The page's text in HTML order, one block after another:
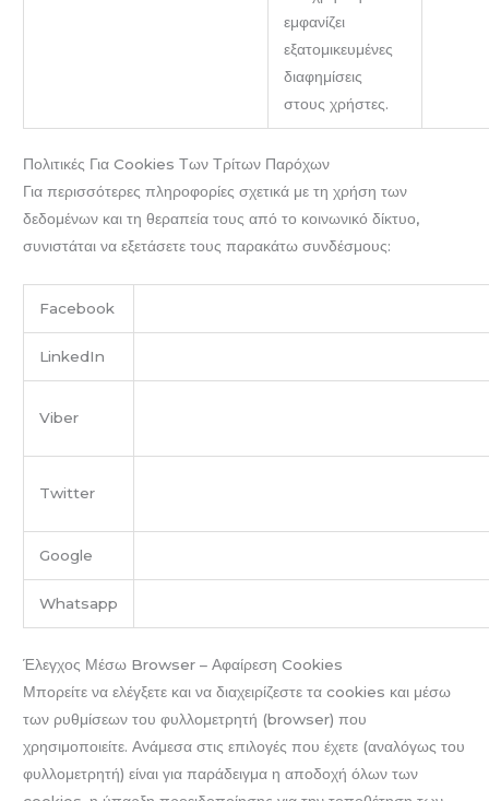
εμφανίζει
εξατομικευμένες
διαφημίσεις
στους χρήστες.
Πολιτικές Για Cookies Των Τρίτων Παρόχων
Για περισσότερες πληροφορίες σχετικά με τη χρήση των
δεδομένων και τη θεραπεία τους από το κοινωνικό δίκτυο,
συνιστάται να εξετάσετε τους παρακάτω συνδέσμους:
Facebook
LinkedIn
Viber
Twitter
Google
Whatsapp
Έλεγχος Μέσω Browser – Αφαίρεση Cookies
Μπορείτε να ελέγξετε και να διαχειρίζεστε τα cookies και μέσω
των ρυθμίσεων του φυλλομετρητή (browser) που
χρησιμοποιείτε. Ανάμεσα στις επιλογές που έχετε (αναλόγως του
φυλλομετρητή) είναι για παράδειγμα η αποδοχή όλων των